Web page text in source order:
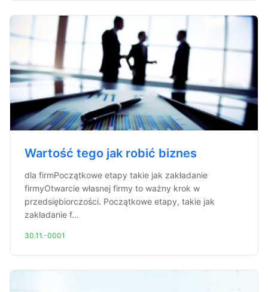
Wartość tego jak robić biznes
dla firmPoczątkowe etapy takie jak zakładanie
firmyOtwarcie własnej firmy to ważny krok w
przedsiębiorczości. Początkowe etapy, takie jak
zakładanie f...
30.11.-0001